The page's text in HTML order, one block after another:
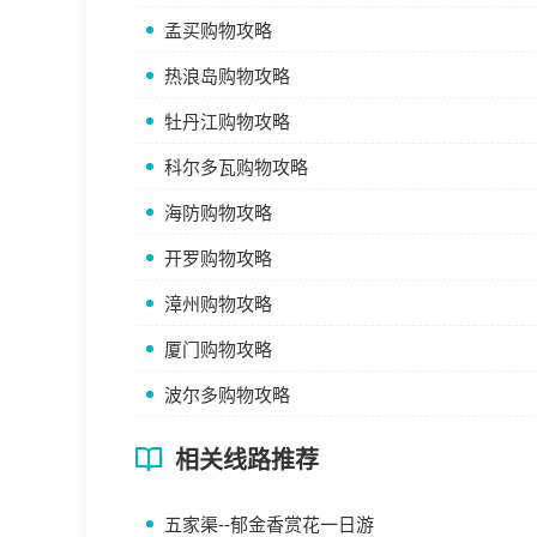
孟买购物攻略
热浪岛购物攻略
牡丹江购物攻略
科尔多瓦购物攻略
海防购物攻略
开罗购物攻略
漳州购物攻略
厦门购物攻略
波尔多购物攻略
相关线路推荐
五家渠--郁金香赏花一日游